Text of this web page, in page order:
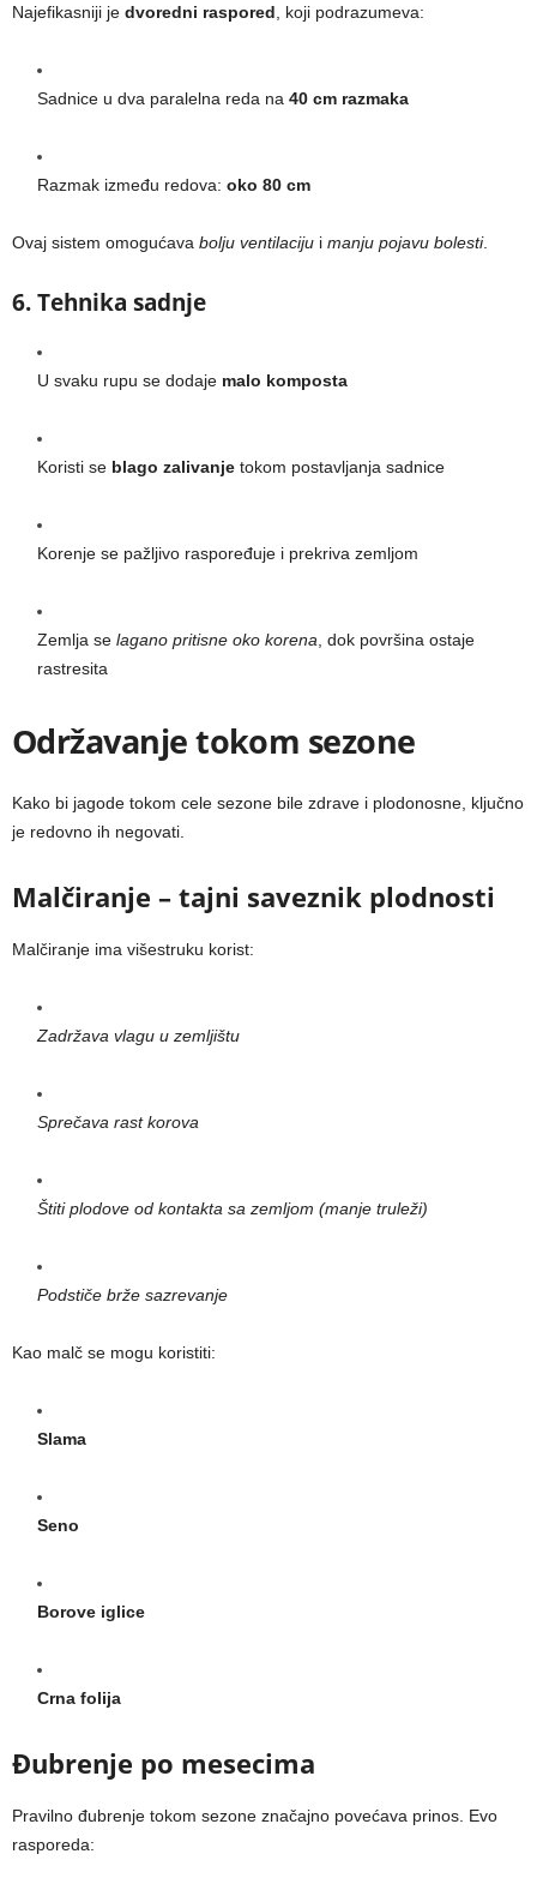
Najefikasniji je dvoredni raspored , koji podrazumeva:
Sadnice u dva paralelna reda na 40 cm razmaka
Razmak između redova: oko 80 cm
Ovaj sistem omogućava bolju ventilaciju i manju pojavu bolesti.
6. Tehnika sadnje
U svaku rupu se dodaje malo komposta
Koristi se blago zalivanje tokom postavljanja sadnice
Korenje se pažljivo raspoređuje i prekriva zemljom
Zemlja se lagano pritisne oko korena , dok površina ostaje
rastresita
Održavanje tokom sezone
Kako bi jagode tokom cele sezone bile zdrave i plodonosne, ključno
je redovno ih negovati.
Malčiranje – tajni saveznik plodnosti
Malčiranje ima višestruku korist:
Zadržava vlagu u zemljištu
Sprečava rast korova
Štiti plodove od kontakta sa zemljom (manje truleži)
Podstiče brže sazrevanje
Kao malč se mogu koristiti:
Slama
Seno
Borove iglice
Crna folija
Đubrenje po mesecima
Pravilno đubrenje tokom sezone značajno povećava prinos. Evo
rasporeda: